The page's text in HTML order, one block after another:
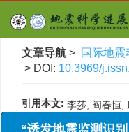
文章导航 > 国际地震
> DOI: 10.3969/
引用本文: 李莎, 阎春恒,
5.4级地震前区域地震
“诱发地震监测识别